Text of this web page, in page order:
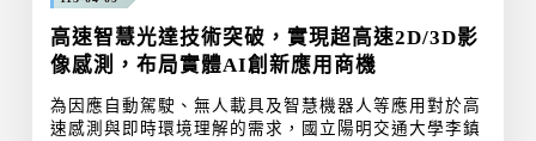
高速智慧光達技術突破，實現超高速2D/3D影
像感測，布局實體AI創新應用商機
為因應自動駕駛、無人載具及智慧機器人等應用對於高
速感測與即時環境理解的需求，國立陽明交通大學李鎮